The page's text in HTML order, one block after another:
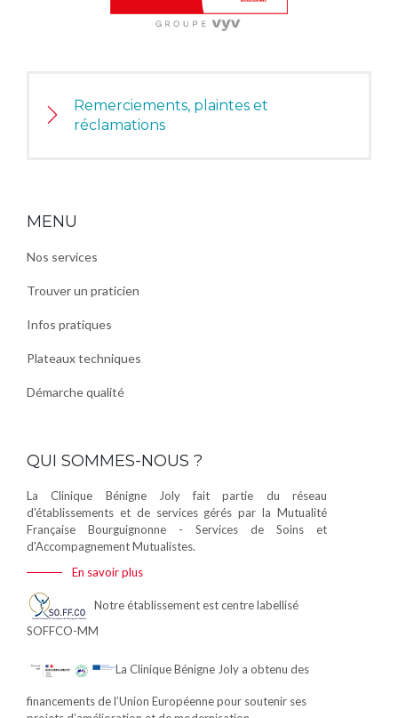
Remerciements, plaintes et
réclamations
MENU
Nos services
Trouver un praticien
Infos pratiques
Plateaux techniques
Démarche qualité
QUI SOMMES-NOUS ?
La Clinique Bénigne Joly fait partie du réseau
d'établissements et de services gérés par la Mutualité
Française Bourguignonne - Services de Soins et
d'Accompagnement Mutualistes.
En savoir plus
Notre établissement est centre labellisé
SOFFCO-MM
La Clinique Bénigne Joly a obtenu des
financements de l’Union Européenne pour soutenir ses